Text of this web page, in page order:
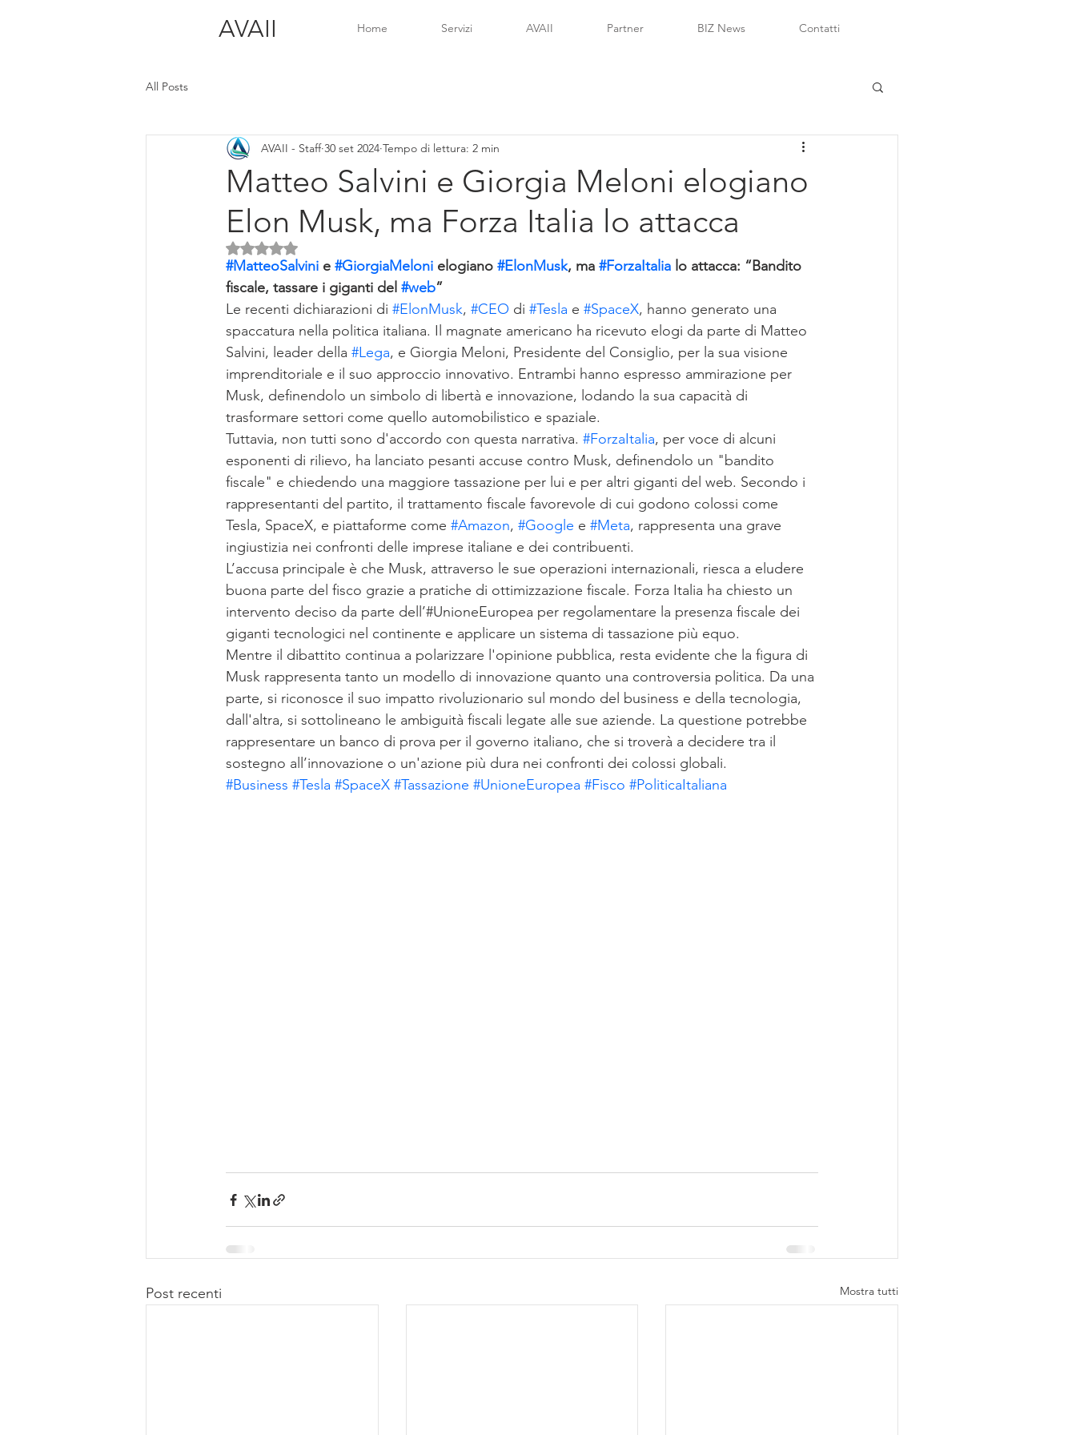
AVAII Home Servizi AVAII Partner BIZ News Contatti
All Posts
Matteo Salvini e Giorgia Meloni elogiano
Elon Musk, ma Forza Italia lo attacca
AVAII - Staff 30 set 2024 Tempo di lettura: 2 min
Valutazione NaN stelle su 5.
#MatteoSalvini e #GiorgiaMeloni elogiano #ElonMusk, ma #ForzaItalia lo attacca: “Bandito
fiscale, tassare i giganti del #web”
Le recenti dichiarazioni di #ElonMusk, #CEO di #Tesla e #SpaceX, hanno generato una
spaccatura nella politica italiana. Il magnate americano ha ricevuto elogi da parte di Matteo
Salvini, leader della #Lega, e Giorgia Meloni, Presidente del Consiglio, per la sua visione
imprenditoriale e il suo approccio innovativo. Entrambi hanno espresso ammirazione per
Musk, definendolo un simbolo di libertà e innovazione, lodando la sua capacità di
trasformare settori come quello automobilistico e spaziale.
Tuttavia, non tutti sono d'accordo con questa narrativa. #ForzaItalia, per voce di alcuni
esponenti di rilievo, ha lanciato pesanti accuse contro Musk, definendolo un "bandito
fiscale" e chiedendo una maggiore tassazione per lui e per altri giganti del web. Secondo i
rappresentanti del partito, il trattamento fiscale favorevole di cui godono colossi come
Tesla, SpaceX, e piattaforme come #Amazon, #Google e #Meta, rappresenta una grave
ingiustizia nei confronti delle imprese italiane e dei contribuenti.
L’accusa principale è che Musk, attraverso le sue operazioni internazionali, riesca a eludere
buona parte del fisco grazie a pratiche di ottimizzazione fiscale. Forza Italia ha chiesto un
intervento deciso da parte dell’#UnioneEuropea per regolamentare la presenza fiscale dei
giganti tecnologici nel continente e applicare un sistema di tassazione più equo.
Mentre il dibattito continua a polarizzare l'opinione pubblica, resta evidente che la figura di
Musk rappresenta tanto un modello di innovazione quanto una controversia politica. Da una
parte, si riconosce il suo impatto rivoluzionario sul mondo del business e della tecnologia,
dall'altra, si sottolineano le ambiguità fiscali legate alle sue aziende. La questione potrebbe
rappresentare un banco di prova per il governo italiano, che si troverà a decidere tra il
sostegno all’innovazione o un'azione più dura nei confronti dei colossi globali.
#Business #Tesla #SpaceX #Tassazione #UnioneEuropea #Fisco #PoliticaItaliana
Post recenti Mostra tutti